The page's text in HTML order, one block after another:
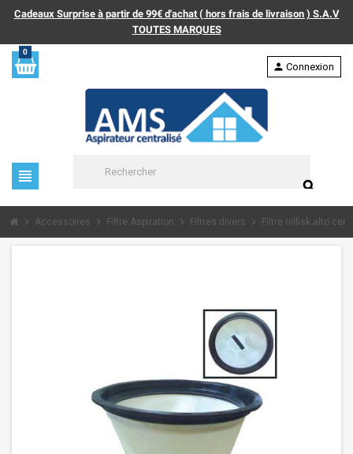
Cadeaux Surprise à partir de 99€ d'achat ( hors frais de livraison ) S.A.V
TOUTES MARQUES
0
view_headline
search
person Connexion
chevron_right Accessoires chevron_right Filtre Aspiration chevron_right Filtres divers chevron_right Filtre nilfisk alto